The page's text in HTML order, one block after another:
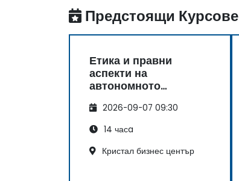
Предстоящи Курсове
Етика и правни
аспекти на
автономното
2026-09-07 09:30
14 часa
Кристал бизнес център